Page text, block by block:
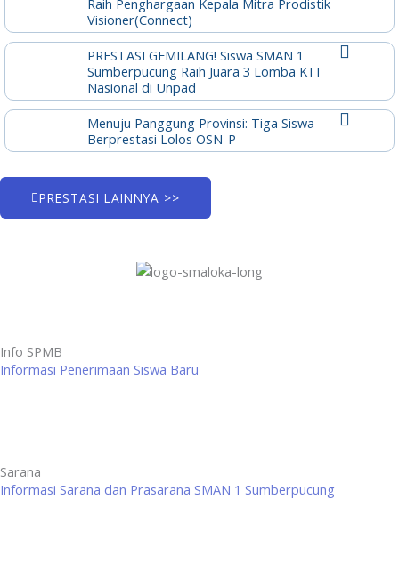
Raih Penghargaan Kepala Mitra Prodistik
Visioner(Connect)
PRESTASI GEMILANG! Siswa SMAN 1
Sumberpucung Raih Juara 3 Lomba KTI
Nasional di Unpad
Menuju Panggung Provinsi: Tiga Siswa
Berprestasi Lolos OSN-P
PRESTASI LAINNYA >>
Info SPMB
Informasi Penerimaan Siswa Baru
Sarana
Informasi Sarana dan Prasarana SMAN 1 Sumberpucung